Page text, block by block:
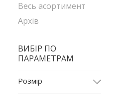
Весь асортимент
Архів
ВИБІР ПО
ПАРАМЕТРАМ
Розмір